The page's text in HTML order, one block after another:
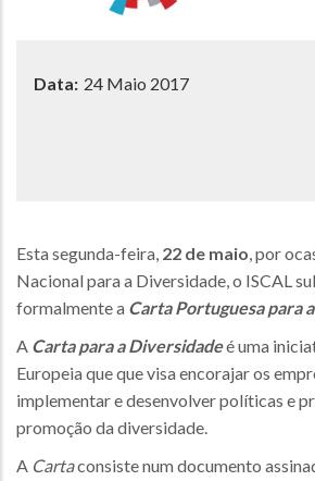
Data: 24 Maio 2017
Esta segunda-feira, 22 de maio, por
Nacional para a Diversidade, o ISCAL
formalmente a Carta Portuguesa para
A Carta para a Diversidadeé uma
Europeia que que visa encorajar os
implementar e desenvolver políticas e
promoção da diversidade.
A Cartaconsiste num documento